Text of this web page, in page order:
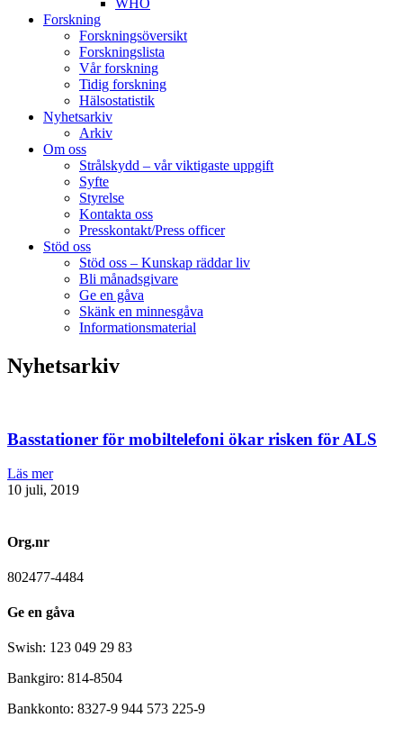
WHO
Forskning
Forskningsöversikt
Forskningslista
Vår forskning
Tidig forskning
Hälsostatistik
Nyhetsarkiv
Arkiv
Om oss
Strålskydd – vår viktigaste uppgift
Syfte
Styrelse
Kontakta oss
Presskontakt/Press officer
Stöd oss
Stöd oss – Kunskap räddar liv
Bli månadsgivare
Ge en gåva
Skänk en minnesgåva
Informationsmaterial
Nyhetsarkiv
Basstationer för mobiltelefoni ökar risken för ALS
Läs mer
10 juli, 2019
Org.nr
802477-4484
Ge en gåva
Swish: 123 049 29 83
Bankgiro: 814-8504
Bankkonto: 8327-9 944 573 225-9